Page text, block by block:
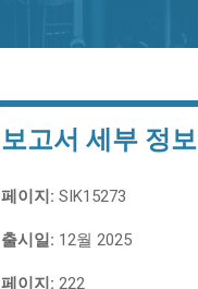
보고서 세부 정보
페이지: SIK15273
출시일: 12월 2025
페이지: 222